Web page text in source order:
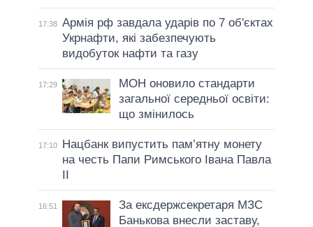
17:38 Армія рф завдала ударів по 7 об'єктах
Укрнафти, які забезпечують
видобуток нафти та газу
17:29
МОН оновило стандарти
загальної середньої освіти:
що змінилось
17:10
Нацбанк випустить пам’ятну монету
на честь Папи Римського Івана Павла
II
16:51
За ексдержсекретаря МЗС
Банькова внесли заставу,